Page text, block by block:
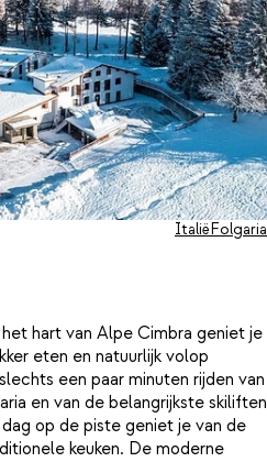
ItaliëFolgaria
hart van Alpe Cimbra geniet je
eten en natuurlijk volop
een paar minuten rijden van
en van de belangrijkste skiliften
op de piste geniet je van de
keuken. De moderne